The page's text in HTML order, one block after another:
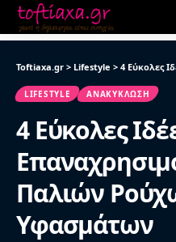
Toftiaxa.gr > Lifestyle > 4 Εύκολες Ιδέες
LIFESTYLE ΑΝΑΚΎΚΛΩΣΗ
4 Εύκολες
Παλιών
Υφασμάτων